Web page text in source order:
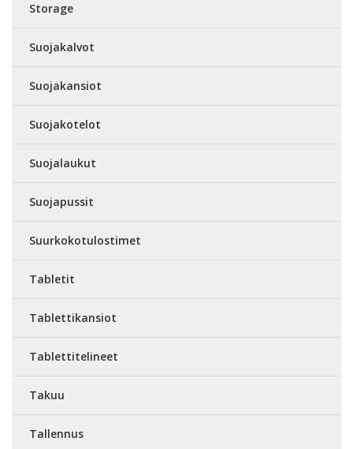
Storage
Suojakalvot
Suojakansiot
Suojakotelot
Suojalaukut
Suojapussit
Suurkokotulostimet
Tabletit
Tablettikansiot
Tablettitelineet
Takuu
Tallennus